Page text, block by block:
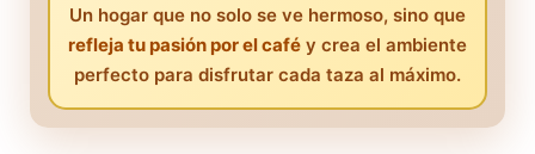
con visitantes.
Un hogar que no solo se ve hermoso, sino que
refleja tu pasión por el café y crea el ambiente
perfecto para disfrutar cada taza al máximo.